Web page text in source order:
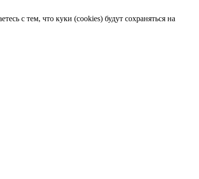
с тем, что куки (cookies) будут сохраняться на